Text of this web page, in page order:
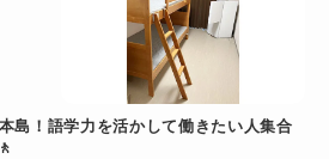
！語学力を活かして働きたい人集合